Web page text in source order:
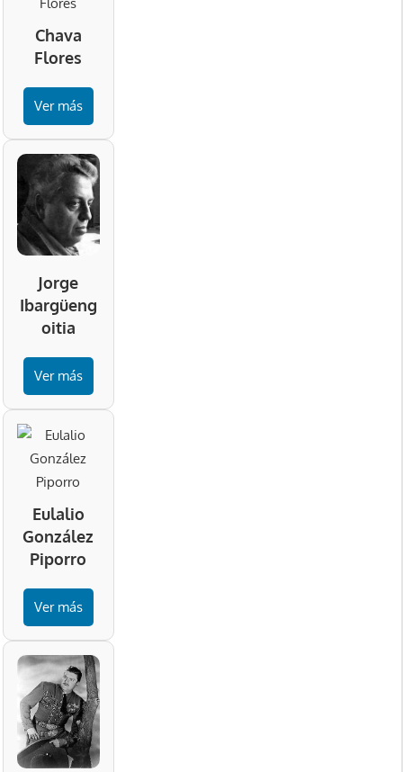
Chava
Flores
Ver más
Jorge
Ibargüeng
oitia
Ver más
Eulalio
González
Piporro
Ver más